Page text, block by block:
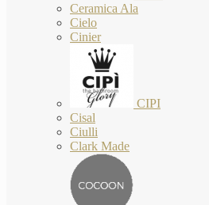
Ceramica Ala
Cielo
Cinier
CIPI
Cisal
Ciulli
Clark Made